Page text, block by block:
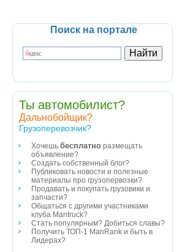
Поиск на портале
Ты автомобилист?
Дальнобойщик?
Грузоперевозчик?
Хочешь бесплатно размещать
объявление?
Создать собственный блог?
Публиковать новости и полезные
материалы про грузопервозки?
Продавать и покупать грузовики и
запчасти?
Общаться с другими участниками
клуба Mantruck?
Стать популярным? Добиться славы?
Получить ТОП-1 ManRank и быть в
Лидерах?